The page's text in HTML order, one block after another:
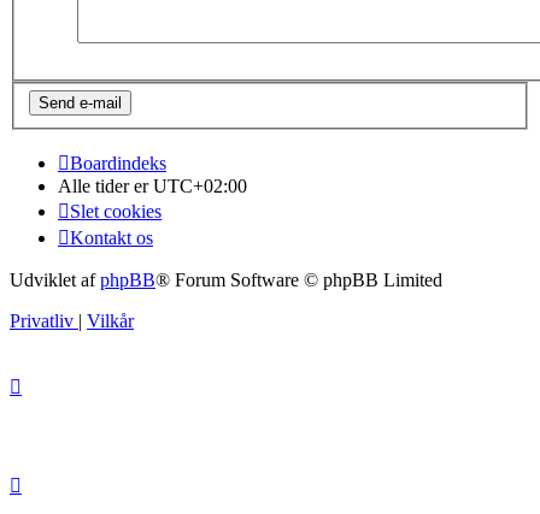
Boardindeks
Alle tider erUTC+02:00
Slet cookies
Kontakt os
Udviklet afphpBB® Forum Software © phpBB Limited
Privatliv
Vilkår